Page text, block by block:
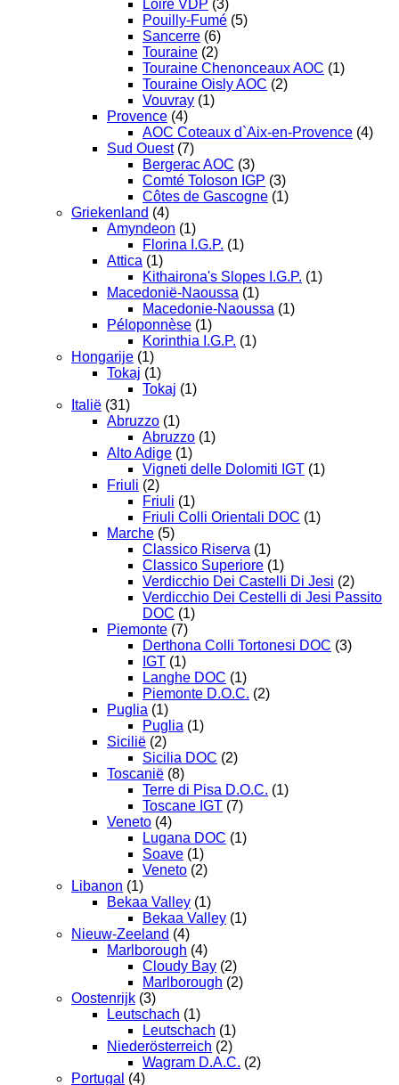
Loire VDP (3)
Pouilly-Fumé (5)
Sancerre (6)
Touraine (2)
Touraine Chenonceaux AOC (1)
Touraine Oisly AOC (2)
Vouvray (1)
Provence (4)
AOC Coteaux d`Aix-en-Provence (4)
Sud Ouest (7)
Bergerac AOC (3)
Comté Toloson IGP (3)
Côtes de Gascogne (1)
Griekenland (4)
Amyndeon (1)
Florina I.G.P. (1)
Attica (1)
Kithairona's Slopes I.G.P. (1)
Macedonië-Naoussa (1)
Macedonie-Naoussa (1)
Péloponnèse (1)
Korinthia I.G.P. (1)
Hongarije (1)
Tokaj (1)
Tokaj (1)
Italië (31)
Abruzzo (1)
Abruzzo (1)
Alto Adige (1)
Vigneti delle Dolomiti IGT (1)
Friuli (2)
Friuli (1)
Friuli Colli Orientali DOC (1)
Marche (5)
Classico Riserva (1)
Classico Superiore (1)
Verdicchio Dei Castelli Di Jesi (2)
Verdicchio Dei Cestelli di Jesi Passito
DOC (1)
Piemonte (7)
Derthona Colli Tortonesi DOC (3)
IGT (1)
Langhe DOC (1)
Piemonte D.O.C. (2)
Puglia (1)
Puglia (1)
Sicilië (2)
Sicilia DOC (2)
Toscanië (8)
Terre di Pisa D.O.C. (1)
Toscane IGT (7)
Veneto (4)
Lugana DOC (1)
Soave (1)
Veneto (2)
Libanon (1)
Bekaa Valley (1)
Bekaa Valley (1)
Nieuw-Zeeland (4)
Marlborough (4)
Cloudy Bay (2)
Marlborough (2)
Oostenrijk (3)
Leutschach (1)
Leutschach (1)
Niederösterreich (2)
Wagram D.A.C. (2)
Portugal (4)